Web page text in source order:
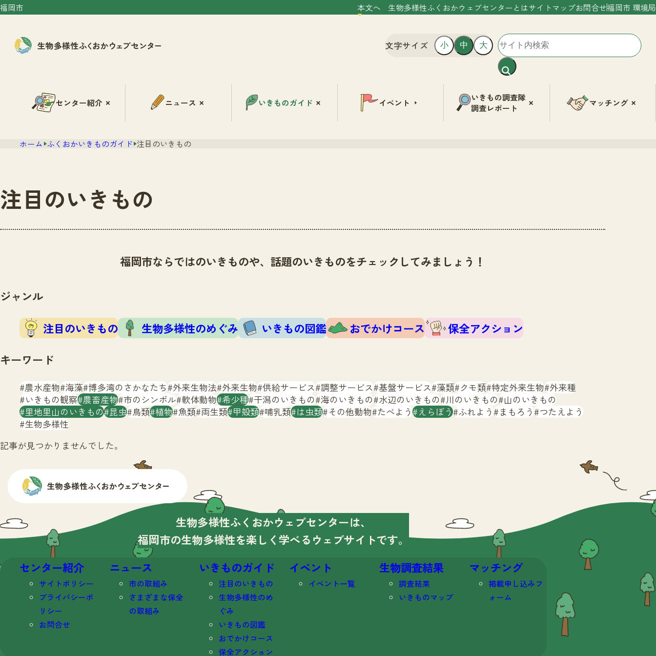
福岡市 本文へ 生物多様性ふくおかウェブセンターとはサイトマップお問合せ福岡市 環境局
文字サイズ 小 中 大
センター紹介 ニュース いきものガイド イベント
いきもの調査隊
調査レポート
マッチング
ホーム ふくおかいきものガイド 注目のいきもの
注目のいきもの
福岡市ならではのいきものや、話題のいきものをチェックしてみましょう！
ジャンル
注目のいきもの 生物多様性のめぐみ いきもの図鑑 おでかけコース
保全アクション
キーワード
農水産物 海藻 博多湾のさかなたち 外来生物法 外来生物 供給サービス 調整サービス 基盤サービス 藻類 クモ類 特定外来生物 外来種
いきもの観察 農畜産物 市のシンボル 軟体動物 希少種 干潟のいきもの 海のいきもの 水辺のいきもの 川のいきもの 山のいきもの
里地里山のいきもの 昆虫 鳥類 植物 魚類 両生類 甲殻類 哺乳類 は虫類 その他動物 たべよう えらぼう ふれよう まもろう つたえよう
生物多様性
記事が見つかりませんでした。
生物多様性ふくおかウェブセンターは、
福岡市の生物多様性を楽しく学べる ウェブサイトです。
センター紹介
サイトポリシー
プライバシーポ
リシー
お問合せ
ニュース
市の取組み
さまざまな保全
の取組み
いきものガイド
注目のいきもの
生物多様性のめ
ぐみ
いきもの図鑑
おでかけコース
保全アクション
イベント
イベント一覧
生物調査結果
調査結果
いきものマップ
マッチング
掲載申し込みフ
ォーム